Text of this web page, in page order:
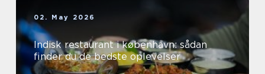
02. May 2026
Indisk restaurant i københavn: sådan
finder du de bedste oplevelser